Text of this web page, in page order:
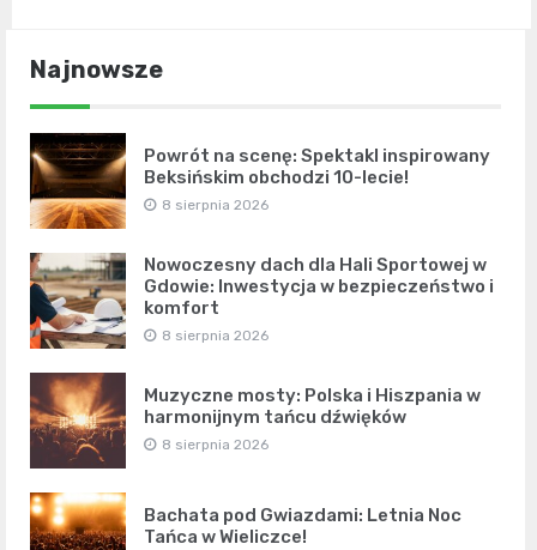
Najnowsze
Powrót na scenę: Spektakl inspirowany
Beksińskim obchodzi 10-lecie!
8 sierpnia 2026
Nowoczesny dach dla Hali Sportowej w
Gdowie: Inwestycja w bezpieczeństwo i
komfort
8 sierpnia 2026
Muzyczne mosty: Polska i Hiszpania w
harmonijnym tańcu dźwięków
8 sierpnia 2026
Bachata pod Gwiazdami: Letnia Noc
Tańca w Wieliczce!